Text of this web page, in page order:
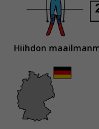
Hiihdon